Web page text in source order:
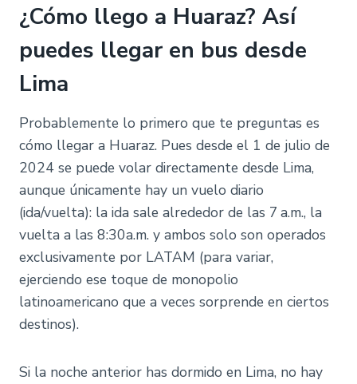
¿Cómo llego a Huaraz? Así
puedes llegar en bus desde
Lima
Probablemente lo primero que te preguntas es
cómo llegar a Huaraz. Pues desde el 1 de julio de
2024 se puede volar directamente desde Lima,
aunque únicamente hay un vuelo diario
(ida/vuelta): la ida sale alrededor de las 7 a.m., la
vuelta a las 8:30a.m. y ambos solo son operados
exclusivamente por LATAM (para variar,
ejerciendo ese toque de monopolio
latinoamericano que a veces sorprende en ciertos
destinos).
Si la noche anterior has dormido en Lima, no hay